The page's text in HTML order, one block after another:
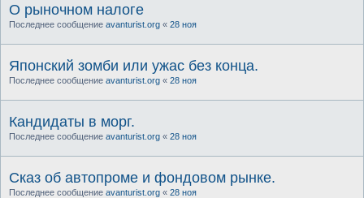
О рыночном налоге
Последнее сообщение avanturist.org « 28 ноя
Японский зомби или ужас без конца.
Последнее сообщение avanturist.org « 28 ноя
Кандидаты в морг.
Последнее сообщение avanturist.org « 28 ноя
Сказ об автопроме и фондовом рынке.
Последнее сообщение avanturist.org « 28 ноя